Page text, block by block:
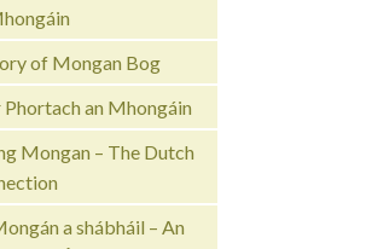
of Mongan Bog
Phortach an Mhongáin
Mongan – The Dutch
a shábháil – An